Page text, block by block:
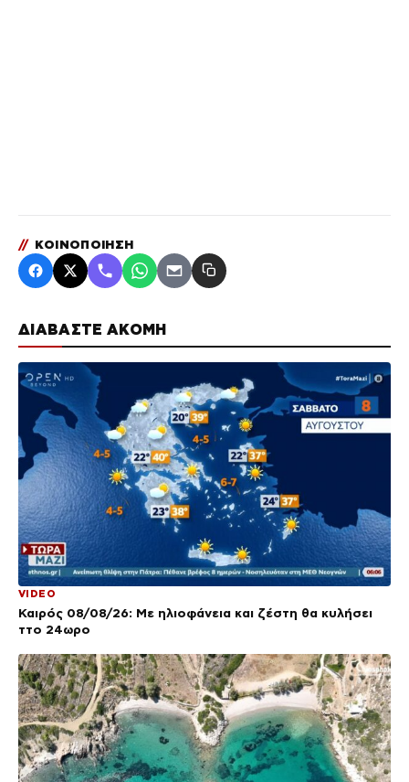
ΔΙΑΒΑΣΤΕ ΑΚΟΜΗ
VIDEO
Καιρός 08/08/26: Με ηλιοφάνεια και ζέστη θα κυλήσει
ττο 24ωρο
// ΚΟΙΝΟΠΟΙΗΣΗ